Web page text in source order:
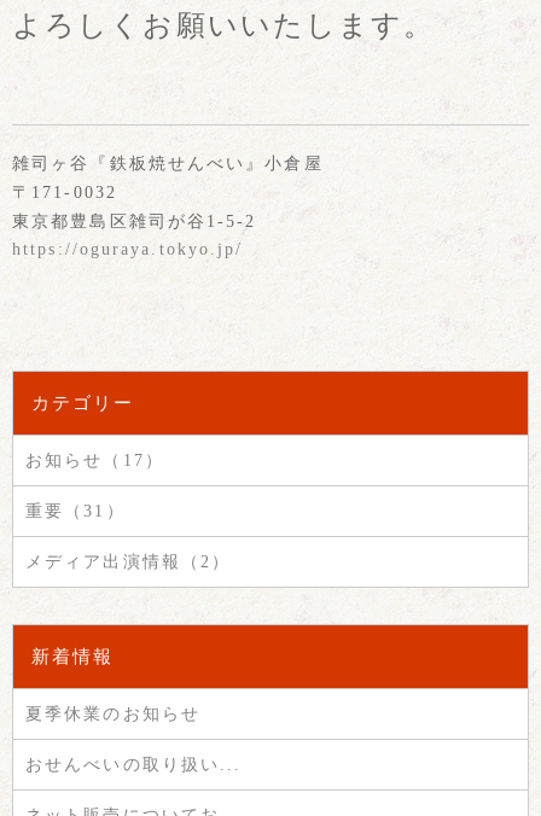
よろしくお願いいたします。
雑司ヶ谷『鉄板焼せんべい』小倉屋
〒171-0032
東京都豊島区雑司が谷1-5-2
https://oguraya.tokyo.jp/
カテゴリー
お知らせ（17）
重要（31）
メディア出演情報（2）
新着情報
夏季休業のお知らせ
おせんべいの取り扱い...